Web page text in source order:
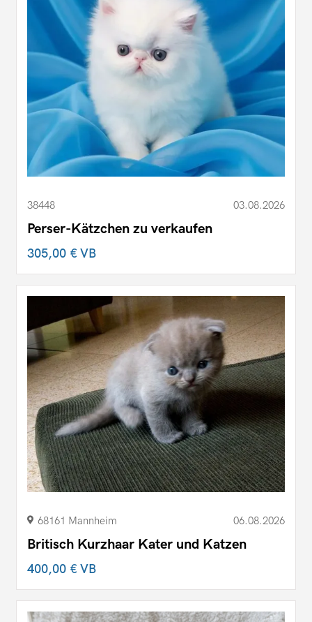
38448 03.08.2026
Perser-Kätzchen zu verkaufen
305,00 €VB
68161 Mannheim 06.08.2026
Britisch Kurzhaar Kater und Katzen
400,00 €VB